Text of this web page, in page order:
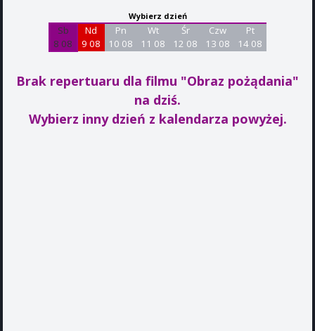
Wybierz dzień
Sb
8 08
Nd
9 08
Pn
10 08
Wt
11 08
Śr
12 08
Czw
13 08
Pt
14 08
Brak repertuaru dla filmu "Obraz pożądania"
na dziś.
Wybierz inny dzień z kalendarza powyżej.